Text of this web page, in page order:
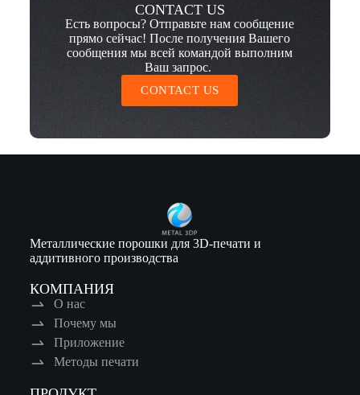
CONTACT US
Есть вопросы? Отправьте нам сообщение
прямо сейчас! После получения Вашего
сообщения мы всей командой выполним
Ваш запрос.
CONTACT US
Металлические порошки для 3D-печати и
аддитивного производства
КОМПАНИЯ
О нас
Почему мы
Приложение
Методы печати